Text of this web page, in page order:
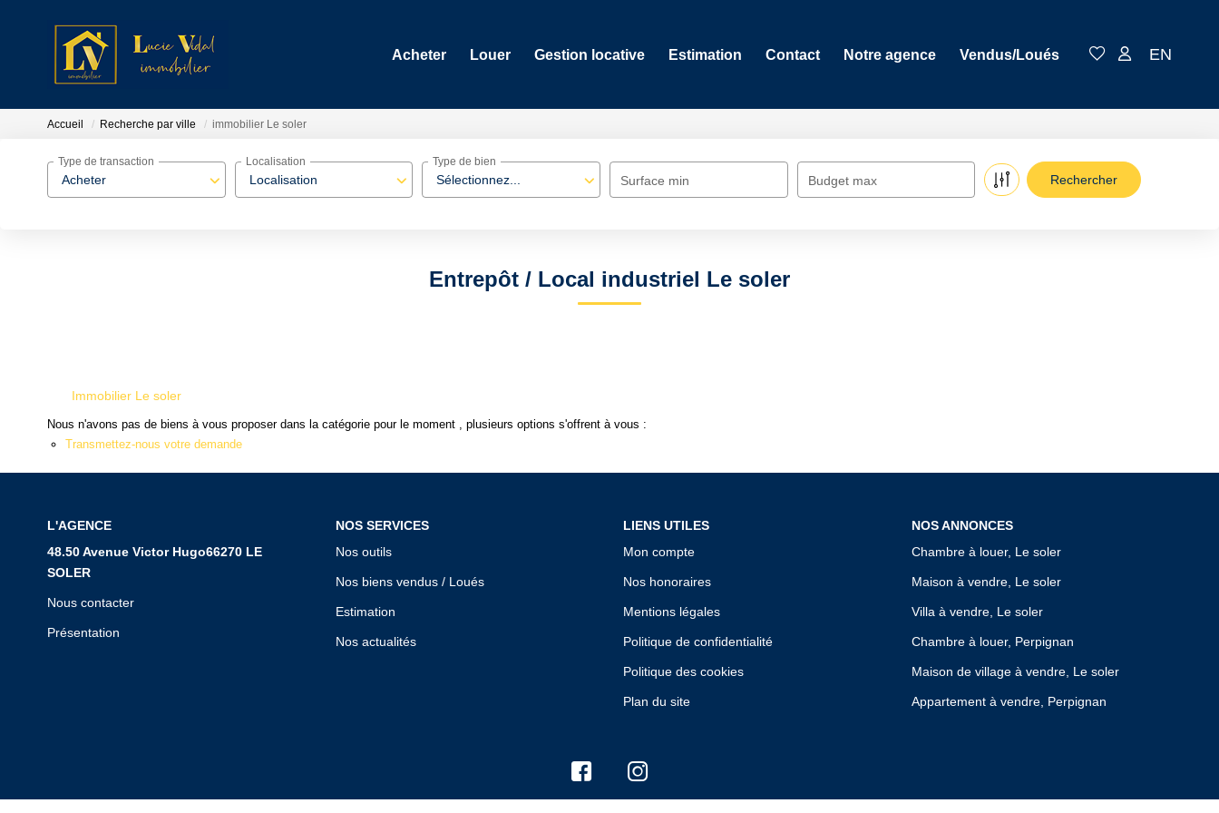
Acheter Louer Gestion locative Estimation Contact Notre agence Vendus/Loués EN
Accueil Recherche par ville immobilier Le soler
Acheter
Type de transaction
Localisation
Localisation
Sélectionnez...
Type de bien
Surface min Budget max
Entrepôt / Local industriel Le soler
Immobilier Le soler
Nous n'avons pas de biens à vous proposer dans la catégorie pour le moment , plusieurs options s'offrent à vous :
Transmettez-nous votre demande
L'AGENCE
48.50 Avenue Victor Hugo66270 LE
SOLER
Nous contacter
Présentation
NOS SERVICES
Nos outils
Nos biens vendus / Loués
Estimation
Nos actualités
LIENS UTILES
Mon compte
Nos honoraires
Mentions légales
Politique de confidentialité
Politique des cookies
Plan du site
NOS ANNONCES
Chambre à louer, Le soler
Maison à vendre, Le soler
Villa à vendre, Le soler
Chambre à louer, Perpignan
Maison de village à vendre, Le soler
Appartement à vendre, Perpignan